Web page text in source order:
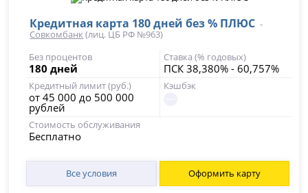
Кредитная карта 180 дней без % ПЛЮС -
Совкомбанк (лиц. ЦБ РФ №963)
Без процентов
180 дней
Ставка (% годовых)
ПСК 38,380% - 60,757%
Кредитный лимит (руб.)
от 45 000 до 500 000
рублей
Кэшбэк
Стоимость обслуживания
Бесплатно
Все условия Оформить карту